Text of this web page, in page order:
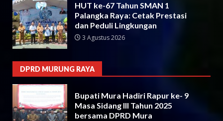
HUT ke-67 Tahun SMAN 1
Palangka Raya: Cetak Prestasi
dan Peduli Lingkungan
3 Agustus 2026
DPRD MURUNG RAYA
Bupati Mura Hadiri Rapur ke- 9
Masa Sidang III Tahun 2025
bersama DPRD Mura